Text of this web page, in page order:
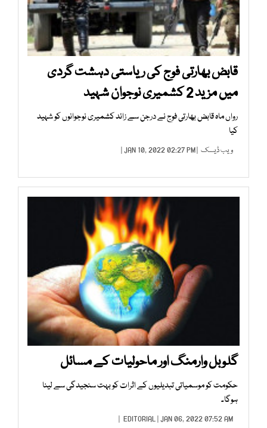
قابض بھارتی فوج کی ریاستی دہشت گردی
میں مزید 2 کشمیری نوجوان شہید
رواں ماہ قابض بھارتی فوج نے درجن سے زائد کشمیری نوجوانوں کو شہید
کیا
ویب ڈیسک | JAN 10, 2022 02:27 PM |
گلوبل وارمنگ اور ماحولیات کے مسائل
حکومت کو موسمیاتی تبدیلیوں کے اثرات کو بہت سنجیدگی سے لینا
ہوگا۔
EDITORIAL| JAN 06, 2022 07:52 AM |